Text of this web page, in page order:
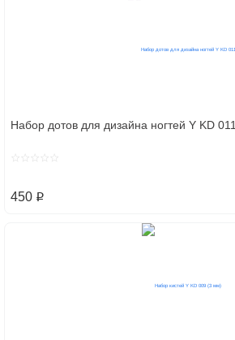
Набор дотов для дизайна ногтей Y KD 011
450 p